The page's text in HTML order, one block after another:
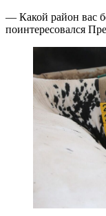
— Какой район вас
поинтересовался